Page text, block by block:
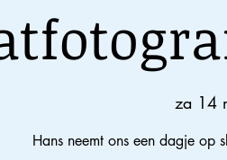
za 14
Hans neemt ons een dagje op